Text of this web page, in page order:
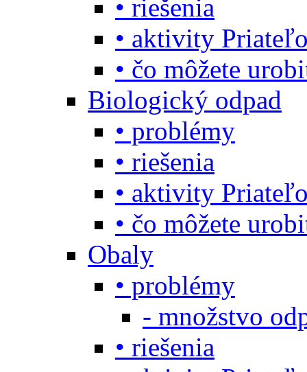
• riešenia
• aktivity
• čo môžete
Biologický odpad
• problémy
• riešenia
• aktivity
• čo môžete
Obaly
• problémy
- množstvo
• riešenia